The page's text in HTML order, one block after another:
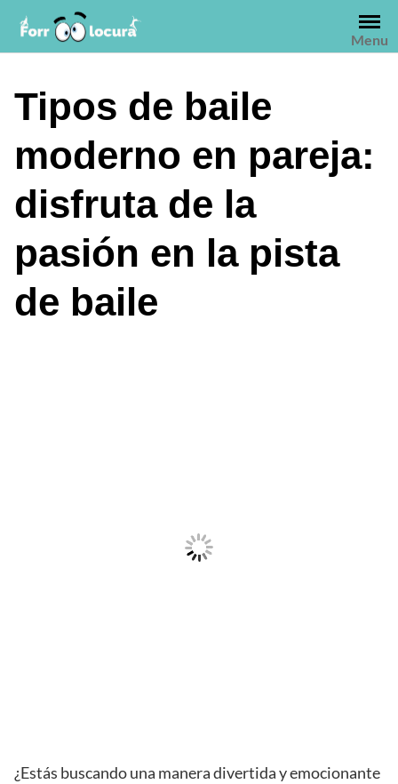
contenido
Menu
Tipos de baile
moderno en pareja:
disfruta de la
pasión en la pista
de baile
¿Estás buscando una manera divertida y emocionante